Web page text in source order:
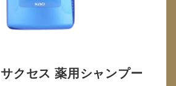
サクセス 薬用シャンプー